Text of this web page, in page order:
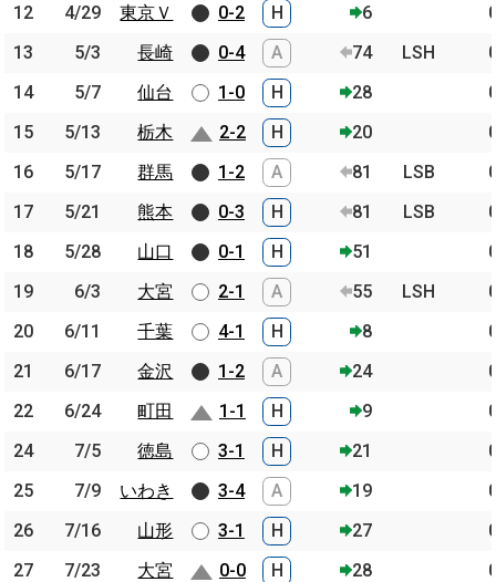
12
4/29 東京Ｖ 0-2 H 6
13
5/3 長崎 0-4 A 74 LSH
14
5/7 仙台 1-0 H 28
15
5/13 栃木 2-2 H 20
16
5/17 群馬 1-2 A 81 LSB
17
5/21 熊本 0-3 H 81 LSB
18
5/28 山口 0-1 H 51
19
6/3 大宮 2-1 A 55 LSH
20
6/11 千葉 4-1 H 8
21
6/17 金沢 1-2 A 24
22
6/24 町田 1-1 H 9
24
7/5 徳島 3-1 H 21
25
7/9 いわき 3-4 A 19
26
7/16 山形 3-1 H 27
27
7/23 大宮 0-0 H 28
12
4/29
東京Ｖ
13
5/3
長崎
14
5/7
仙台
15
5/13
栃木
16
5/17
群馬
17
5/21
熊本
18
5/28
山口
19
6/3
大宮
20
6/11
千葉
21
6/17
金沢
22
6/24
町田
24
7/5
徳島
25
7/9
いわき
26
7/16
山形
27
7/23
大宮